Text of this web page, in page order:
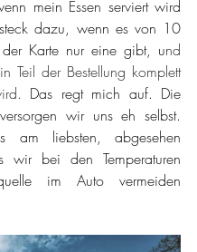
mein Essen serviert wird
dazu, wenn es von 10
Karte nur eine gibt, und
Teil der Bestellung komplett
Das regt mich auf. Die
wir uns eh selbst.
am liebsten, abgesehen
wir bei den Temperaturen
im Auto vermeiden